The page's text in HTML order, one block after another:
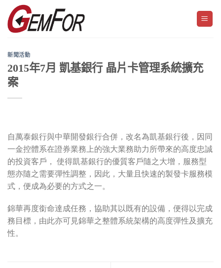
content
新聞活動
2015年7月 凱基銀行 晶片卡管理系統擴充
案
自萬泰銀行與中華開發銀行合併，改名為凱基銀行後，因同
一金控體系在證券業務上的強大業務助力所帶來的高度忠誠
的投資客戶， 使得凱基銀行的優質客戶隨之大增，服務型
態亦隨之需要彈性調整，因此，大量且快速的製發卡服務模
式，便成為必要的方式之一。
錦華再度銜命達成任務，協助其以既有的設備，便得以完成
務目標，由此亦可見錦華之整體系統架構的高度彈性及擴充
性。